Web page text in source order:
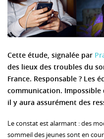
Cette étude, signalée par
des lieux des troubles du
France. Responsable ? Les
communication. Impossible
il y aura assurément des
Le constat est alarmant : des
sommeil des jeunes sont en